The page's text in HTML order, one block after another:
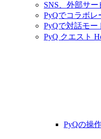
SNS、外部サ
PyQでコラボ
PyQで対話モ
PyQ クエスト
PyQの操